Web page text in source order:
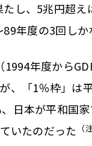
し、5兆円超
年度の3回しか
年度から
、「1％枠」は
日本が平和国
いたのだった （